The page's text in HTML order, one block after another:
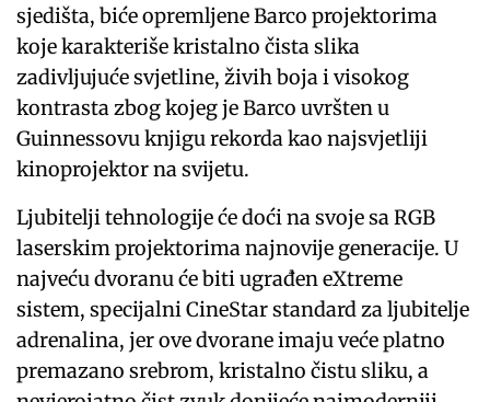
sjedišta, biće opremljene Barco projektorima
koje karakteriše kristalno čista slika
zadivljujuće svjetline, živih boja i visokog
kontrasta zbog kojeg je Barco uvršten u
Guinnessovu knjigu rekorda kao najsvjetliji
kinoprojektor na svijetu.
Ljubitelji tehnologije će doći na svoje sa RGB
laserskim projektorima najnovije generacije. U
najveću dvoranu će biti ugrađen eXtreme
sistem, specijalni CineStar standard za ljubitelje
adrenalina, jer ove dvorane imaju veće platno
premazano srebrom, kristalno čistu sliku, a